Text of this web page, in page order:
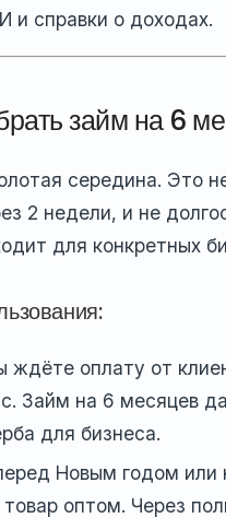
и справки о доходах.
займ на 6
середина. Это
2 недели, и не
для конкретных
ждёте оплату от
Займ на 6 месяцев
для бизнеса.
Новым годом или
оптом. Через